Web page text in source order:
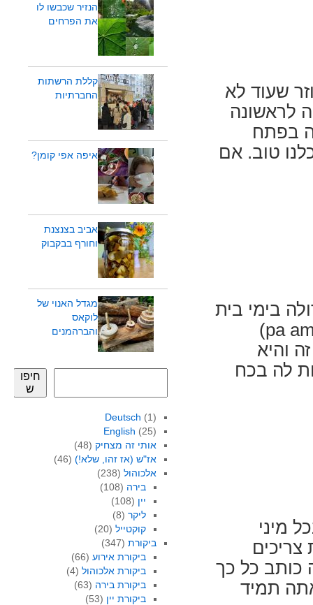
שעוד לא
לראשונה
שלה בפתח
טוב. אם
בימי בית
הספר היסודי היה פּאן קוֹן טוֹמאט (pa amb tomàquet)
והיא
לה בכח
מיני
כותב כל כך
תמיד
הנזיר שכבשו לו
את הפרחים
קללת הרשתות
החברתיות
איפה אפי קומן?
אביב בצנצנת
וחורף בבקבוק
מגדל האנוי של
לוקאס
והברהמנים
חיפו
ש
Deutsch (1)
English (25)
אותי זה מצחיק(48)
אז"ש (אז זהו, שלא!)(46)
אלכוהול(238)
בירה (108)
יין (108)
ליקר (8)
קוקטייל (20)
ביקורת(347)
ביקורת אירוע (66)
ביקורת אלכוהול (4)
ביקורת בירה (63)
ביקורת יין (53)